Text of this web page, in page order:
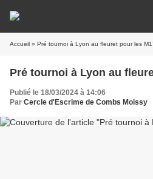
Accueil » Pré tournoi à Lyon au fleuret pour les
Pré tournoi à Lyon au
Publié le 18/03/2024 à 14:06
Par Cercle d'Escrime de Combs Moissy